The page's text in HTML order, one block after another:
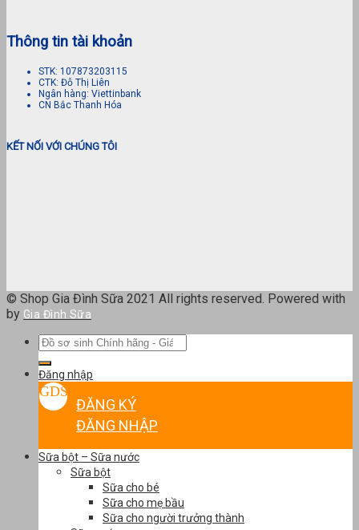
Thông tin tài khoản
STK: 107873203115
CTK: Đỗ Thị Liên
Ngân hàng: Viettinbank
CN Bắc Thanh Hóa
KẾT NỐI VỚI CHÚNG TÔI
© Shop Gia Đình Sữa 2021 All rights reserved. Powered with
by Gia Đình Sữa
Tìm
kiếm:
Đăng nhập
ĐĂNG KÝ
ĐĂNG NHẬP
Sữa bột – Sữa nước
Sữa bột
Sữa cho bé
Sữa cho mẹ bầu
Sữa cho người trưởng thành